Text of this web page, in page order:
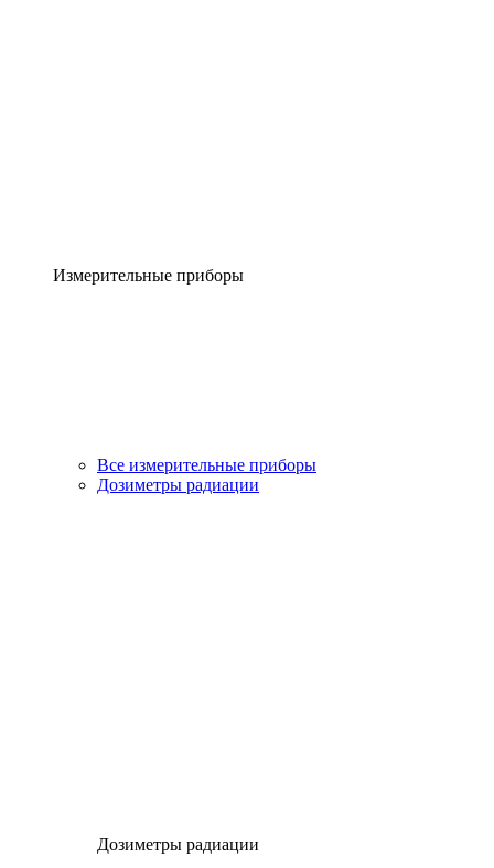
Измерительные приборы
Все измерительные приборы
Дозиметры радиации
Дозиметры радиации